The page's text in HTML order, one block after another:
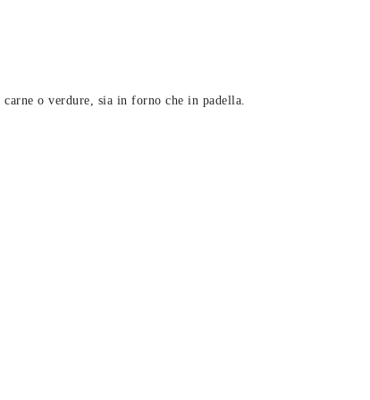
o verdure, sia in forno che in padella.